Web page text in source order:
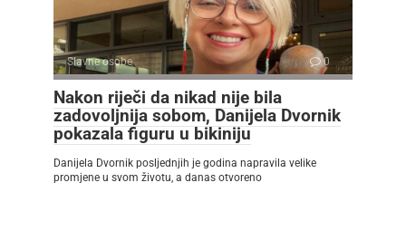
Slavne osobe 0
Nakon riječi da nikad nije bila
zadovoljnija sobom, Danijela Dvornik
pokazala figuru u bikiniju
Danijela Dvornik posljednjih je godina napravila velike
promjene u svom životu, a danas otvoreno